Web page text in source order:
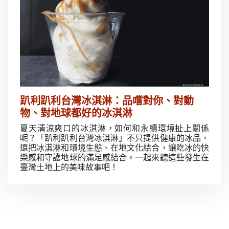
趴利趴利台灣冰淇淋：品嚐對你、對動
物、對地球都好的冰淇淋
夏天清涼爽口的冰淇淋，如何和永續環境扯上關係
呢？「趴利趴利台灣冰淇淋」不只提供健康的冰品，
還把冰淇淋和環境生態、在地文化結合，讓吃冰的快
樂感和守護地球的滿足感結合。一起來聽這些發生在
臺灣土地上的美味故事吧！